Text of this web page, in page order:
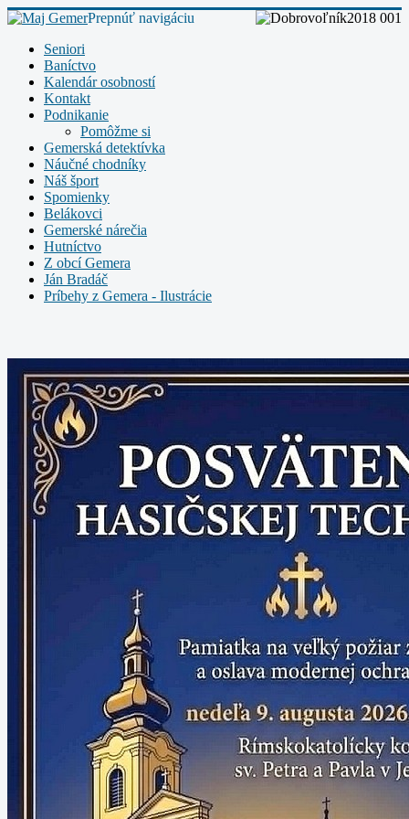
Seniori
Baníctvo
Kalendár osobností
Kontakt
Podnikanie
Pomôžme si
Gemerská detektívka
Náučné chodníky
Náš šport
Spomienky
Belákovci
Gemerské nárečia
Hutníctvo
Z obcí Gemera
Ján Bradáč
Príbehy z Gemera - Ilustrácie